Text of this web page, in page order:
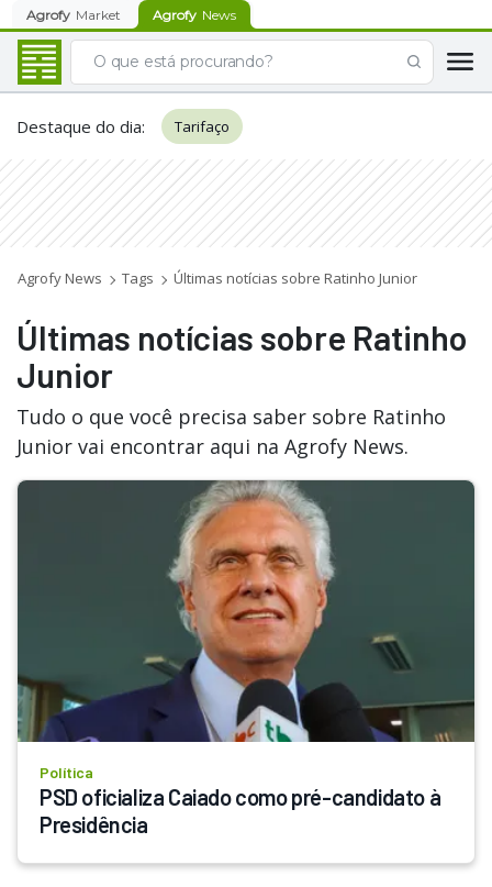
Agrofy Market Agrofy News
Destaque do dia: Tarifaço
Agrofy News Tags Últimas notícias sobre Ratinho Junior
Últimas notícias sobre Ratinho
Junior
Tudo o que você precisa saber sobre Ratinho
Junior vai encontrar aqui na Agrofy News.
Política
PSD oficializa Caiado como pré-candidato à
Presidência